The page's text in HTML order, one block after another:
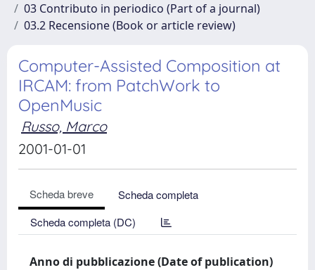
03 Contributo in periodico (Part of a journal)
03.2 Recensione (Book or article review)
Computer-Assisted Composition at
IRCAM: from PatchWork to
OpenMusic
Russo, Marco
2001-01-01
Scheda breve
Scheda completa
Scheda completa (DC)
Anno di pubblicazione (Date of publication)